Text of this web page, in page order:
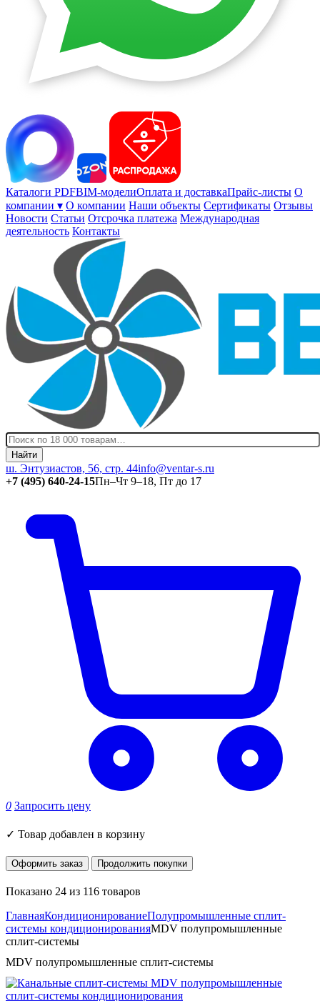
Каталоги PDFBIM-моделиОплата и доставкаПрайс-листы О
компании ▾ О компании Наши объекты Сертификаты Отзывы
Новости Статьи Отсрочка платежа Международная
деятельность Контакты
Найти
ш. Энтузиастов, 56, стр. 44info@ventar-s.ru
+7 (495) 640-24-15Пн–Чт 9–18, Пт до 17
0 Запросить цену
✓ Товар добавлен в корзину
Оформить заказ Продолжить покупки
Показано 24 из 116 товаров
ГлавнаяКондиционированиеПолупромышленные сплит-
системы кондиционированияMDV полупромышленные
сплит-системы
MDV полупромышленные сплит-системы